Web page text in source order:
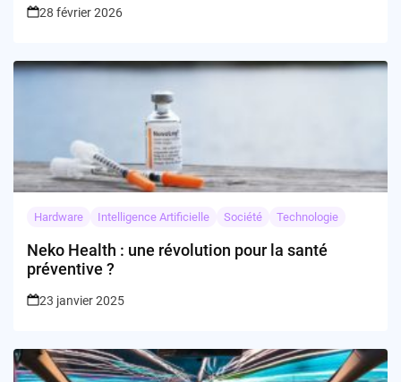
28 février 2026
Hardware Intelligence Artificielle Société Technologie
Neko Health : une révolution pour la santé
préventive ?
23 janvier 2025